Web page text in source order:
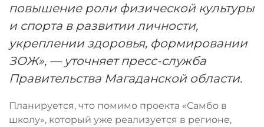
повышение роли физической культуры
и спорта в развитии личности,
укреплении здоровья, формировании
ЗОЖ», — уточняет пресс-служба
Правительства Магаданской области.
Планируется, что помимо проекта «Самбо в
школу», который уже реализуется в регионе,